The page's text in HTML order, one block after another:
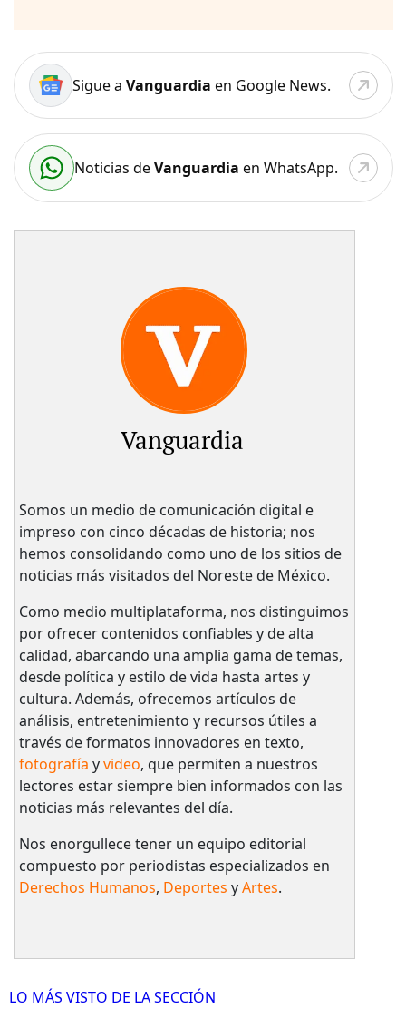
Sigue a Vanguardia en Google News.
Noticias deVanguardia en WhatsApp.
Vanguardia
Somos un medio de comunicación digital e
impreso con cinco décadas de historia; nos
hemos consolidando como uno de los sitios de
noticias más visitados del Noreste de México.
Como medio multiplataforma, nos distinguimos
por ofrecer contenidos confiables y de alta
calidad, abarcando una amplia gama de temas,
desde política y estilo de vida hasta artes y
cultura. Además, ofrecemos artículos de
análisis, entretenimiento y recursos útiles a
través de formatos innovadores en texto,
fotografía yvideo, que permiten a nuestros
lectores estar siempre bien informados con las
noticias más relevantes del día.
Nos enorgullece tener un equipo editorial
compuesto por periodistas especializados en
Derechos Humanos, Deportes yArtes.
LO MÁS VISTO DE LA SECCIÓN